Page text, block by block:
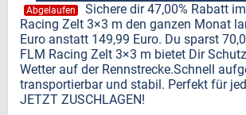
Abgelaufen
Sichere dir 47,00% Rabatt
Racing Zelt 3×3 m den ganzen Monat
Euro anstatt 149,99 Euro. Du sparst
FLM Racing Zelt 3×3 m bietet Dir
Wetter auf der Rennstrecke.Schnell
transportierbar und stabil. Perfekt für
JETZT ZUSCHLAGEN!